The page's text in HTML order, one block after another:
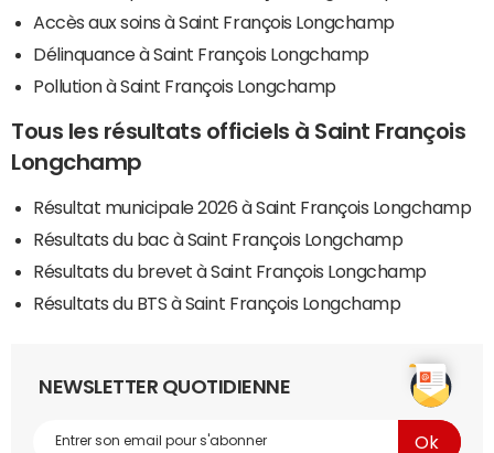
Accès aux soins à Saint François Longchamp
Délinquance à Saint François Longchamp
Pollution à Saint François Longchamp
Tous les résultats officiels à Saint François
Longchamp
Résultat municipale 2026 à Saint François Longchamp
Résultats du bac à Saint François Longchamp
Résultats du brevet à Saint François Longchamp
Résultats du BTS à Saint François Longchamp
NEWSLETTER QUOTIDIENNE